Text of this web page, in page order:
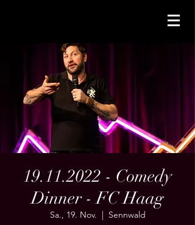
19.11.2022 - Comedy
Dinner - FC Haag
Sa., 19. Nov.
  |
Sennwald